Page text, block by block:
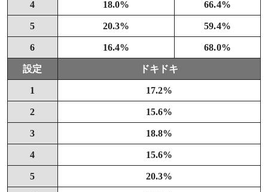
4 18.0% 66.4%
5 20.3% 59.4%
6 16.4% 68.0%
設定 ドキドキ
1 17.2%
2 15.6%
3 18.8%
4 15.6%
5 20.3%